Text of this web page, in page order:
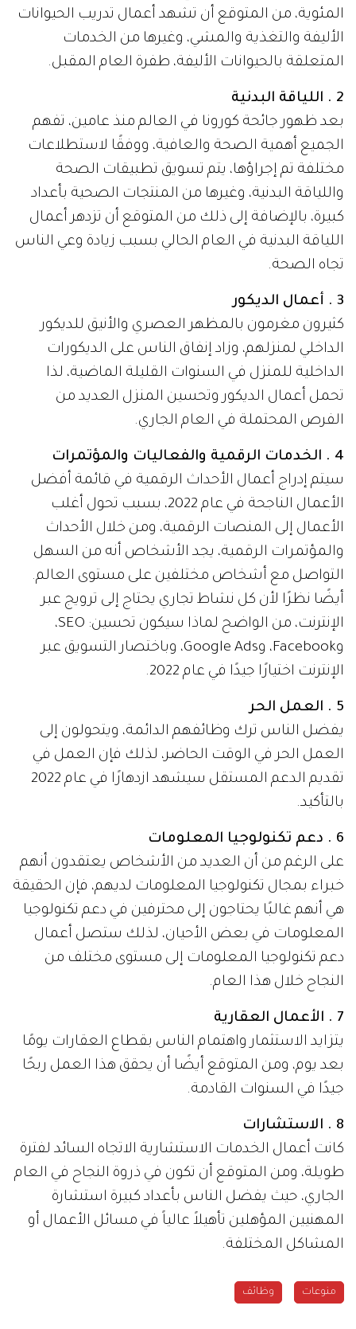
المئوية، من المتوقع أن تشهد أعمال تدريب الحيوانات
الأليفة والتغذية والمشي، وغيرها من الخدمات
المتعلقة بالحيوانات الأليفة، طفرة العام المقبل.
2 . اللياقة البدنية
بعد ظهور جائحة كورونا في العالم منذ عامين، تفهم
الجميع أهمية الصحة والعافية، ووفقًا لاستطلاعات
مختلفة تم إجراؤها، يتم تسويق تطبيقات الصحة
واللياقة البدنية، وغيرها من المنتجات الصحية بأعداد
كبيرة، بالإضافة إلى ذلك من المتوقع أن تزدهر أعمال
اللياقة البدنية في العام الحالي بسبب زيادة وعي الناس
تجاه الصحة.
3 . أعمال الديكور
كثيرون مغرمون بالمظهر العصري والأنيق للديكور
الداخلي لمنزلهم، وزاد إنفاق الناس على الديكورات
الداخلية للمنزل في السنوات القليلة الماضية، لذا
تحمل أعمال الديكور وتحسين المنزل العديد من
الفرص المحتملة في العام الجاري.
4 . الخدمات الرقمية والفعاليات والمؤتمرات
سيتم إدراج أعمال الأحداث الرقمية في قائمة أفضل
الأعمال الناجحة في عام 2022، بسبب تحول أغلب
الأعمال إلى المنصات الرقمية، ومن خلال الأحداث
والمؤتمرات الرقمية، يجد الأشخاص أنه من السهل
التواصل مع أشخاص مختلفين على مستوى العالم.
أيضًا نظرًا لأن كل نشاط تجاري يحتاج إلى ترويج عبر
الإنترنت، من الواضح لماذا سيكون تحسين: SEO،
وFacebook، وGoogle Ads، وباختصار التسويق عبر
الإنترنت اختيارًا جيدًا في عام 2022.
5 . العمل الحر
يفضل الناس ترك وظائفهم الدائمة، ويتحولون إلى
العمل الحر في الوقت الحاضر، لذلك فإن العمل في
تقديم الدعم المستقل سيشهد ازدهارًا في عام 2022
بالتأكيد.
6 . دعم تكنولوجيا المعلومات
على الرغم من أن العديد من الأشخاص يعتقدون أنهم
خبراء بمجال تكنولوجيا المعلومات لديهم، فإن الحقيقة
هي أنهم غالبًا يحتاجون إلى محترفين في دعم تكنولوجيا
المعلومات في بعض الأحيان، لذلك ستصل أعمال
دعم تكنولوجيا المعلومات إلى مستوى مختلف من
النجاح خلال هذا العام.
7 . الأعمال العقارية
يتزايد الاستثمار واهتمام الناس بقطاع العقارات يومًا
بعد يوم، ومن المتوقع أيضًا أن يحقق هذا العمل ربحًا
جيدًا في السنوات القادمة.
8 . الاستشارات
كانت أعمال الخدمات الاستشارية الاتجاه السائد لفترة
طويلة، ومن المتوقع أن تكون في ذروة النجاح في العام
الجاري، حيث يفضل الناس بأعداد كبيرة استشارة
المهنيين المؤهلين تأهيلاً عالياً في مسائل الأعمال أو
المشاكل المختلفة.
منوعات وظائف